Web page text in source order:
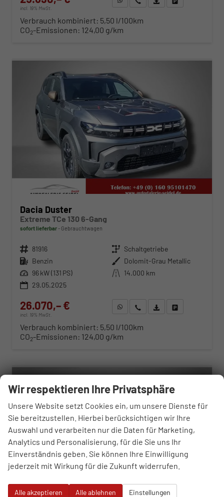
incl. 19% MwSt.
Verbrauch kombiniert: 5,50 l/100km
CO2-Emissionen: 124,00 g/km
Dacia Duster
Extreme TCe 130 6-Gang
sofort lieferbar Gebrauchtwagen
Fahrzeugnr. 81916 Getriebe Schaltgetriebe
Kraftstoff Benzin Außenfarbe Dolomit-Grau Metallic
Leistung 96 kW (131 PS) Kilometerstand 14.000 km
29.05.2025
26.070,– €
incl. 19% MwSt.
WhatsApp anfragen
Wir rufen Sie anFahrzeugexposé (PDF)
Verbrauch kombiniert: 5,50 l/100km
CO2-Emissionen: 124,00 g/km
Wir respektieren Ihre Privatsphäre
Unsere Website setzt Cookies ein, um unsere Dienste für
Sie bereitzustellen. Hierbei berücksichtigen wir Ihre
Auswahl und verarbeiten nur die Daten für Marketing,
Analytics und Personalisierung, für die Sie uns Ihr
Einverständnis geben. Sie können Ihre Einwilligung
jederzeit mit Wirkung für die Zukunft widerrufen.
Alle akzeptieren Alle ablehnen Einstellungen